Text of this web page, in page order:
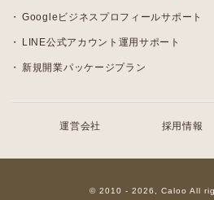
Googleビジネスプロフィールサポート
LINE公式アカウント運用サポート
新規開業パッケージプラン
運営会社 採用情報
© 2010 - 2026, Caloo All